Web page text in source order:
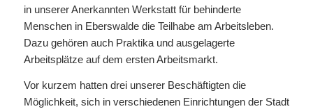
in unserer Anerkannten Werkstatt für behinderte
Menschen in Eberswalde die Teilhabe am Arbeitsleben.
Dazu gehören auch Praktika und ausgelagerte
Arbeitsplätze auf dem ersten Arbeitsmarkt.
Vor kurzem hatten drei unserer Beschäftigten die
Möglichkeit, sich in verschiedenen Einrichtungen der Stadt